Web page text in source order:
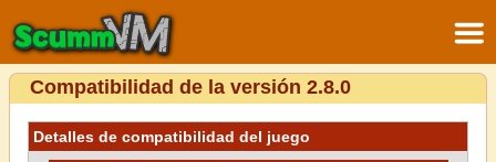
Compatibilidad de la versión 2.8.0
Detalles de compatibilidad del juego